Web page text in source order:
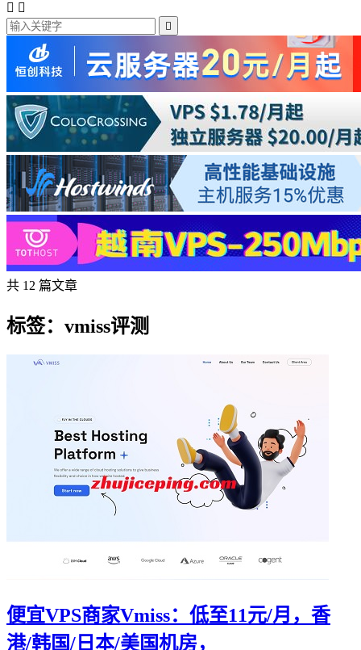
 

共 12 篇文章
标签：vmiss评测
便宜VPS商家Vmiss：低至11元/月，香
港/韩国/日本/美国机房，